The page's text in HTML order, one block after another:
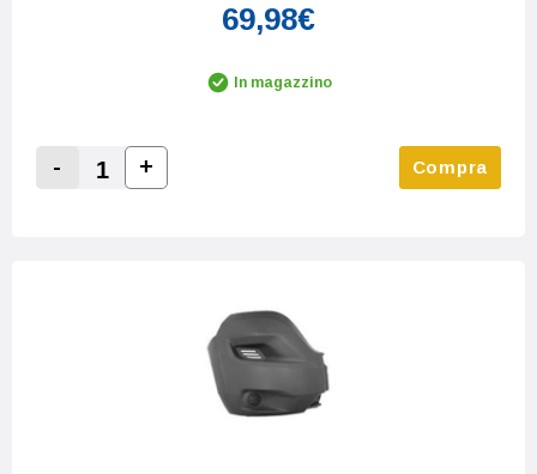
69,98€
In magazzino
Decrease Quantity:
-
Increase Quantity:
+ Compra